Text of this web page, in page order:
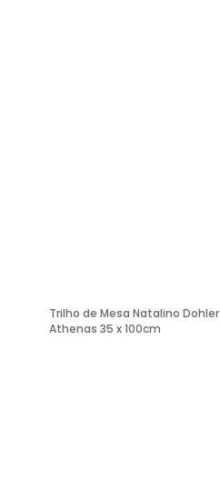
Trilho de Mesa Natalino Dohler
Athenas 35 x 100cm